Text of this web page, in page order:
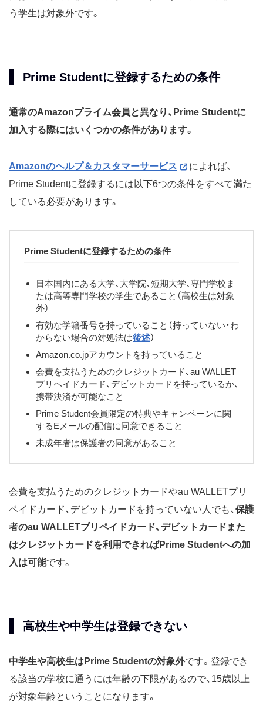
う学生は対象外です。
Prime Studentに登録するための条件
通常のAmazonプライム会員と異なり、Prime Studentに
加入する際にはいくつかの条件があります。
Amazonのヘルプ＆カスタマーサービス
によれば、
Prime Studentに登録するには以下6つの条件をすべて満た
している必要があります。
Prime Studentに登録するための条件
日本国内にある大学、大学院、短期大学、専門学校ま
たは高等専門学校の学生であること（高校生は対象
外）
有効な学籍番号を持っていること（持っていない・わ
からない場合の対処法は後述）
Amazon.co.jpアカウントを持っていること
会費を支払うためのクレジットカード、au WALLET
プリペイドカード、デビットカードを持っているか、
携帯決済が可能なこと
Prime Student会員限定の特典やキャンペーンに関
するEメールの配信に同意できること
未成年者は保護者の同意があること
会費を支払うためのクレジットカードやau WALLETプリ
ペイドカード、デビットカードを持っていない人でも、 保護
者のau WALLETプリペイドカード、デビットカードまた
はクレジットカードを利用できればPrime Studentへの加
入は可能です。
高校生や中学生は登録できない
中学生や高校生はPrime Studentの対象外です。登録でき
る該当の学校に通うには年齢の下限があるので、15歳以上
が対象年齢ということになります。